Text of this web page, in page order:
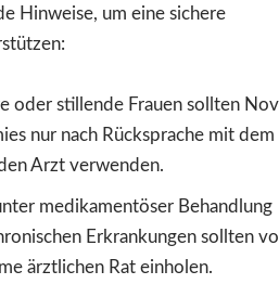
Hinweise, um eine sichere
oder stillende Frauen sollten
nur nach Rücksprache mit dem
Arzt verwenden.
medikamentöser Behandlung
Erkrankungen sollten
ärztlichen Rat einholen.